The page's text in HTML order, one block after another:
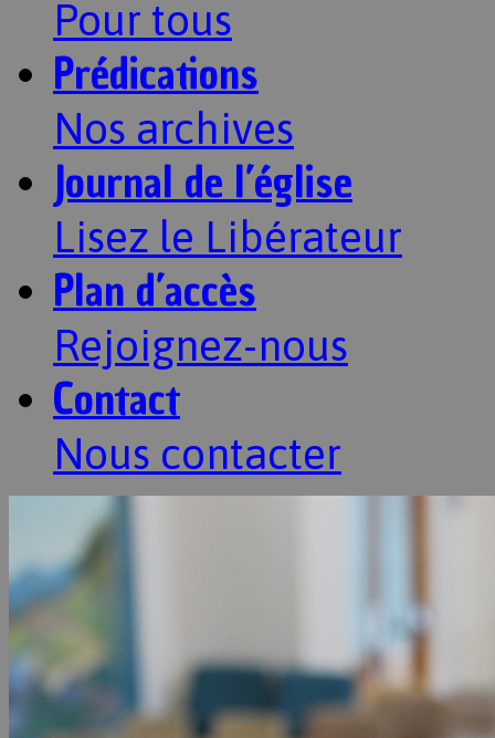
Pour tous
Prédications
Nos archives
Journal de l’église
Lisez le Libérateur
Plan d’accès
Rejoignez-nous
Contact
Nous contacter